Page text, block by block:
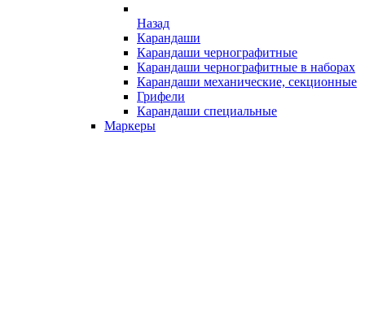
Назад
Карандаши
Карандаши чернографитные
Карандаши чернографитные в наборах
Карандаши механические, секционные
Грифели
Карандаши специальные
Маркеры